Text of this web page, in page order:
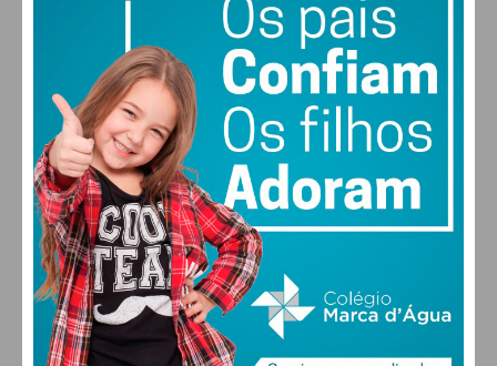
clear sky
56% humidade
vento: 2m/s ONO
MAX 26 • MIN 25
24°
SEX
28
SÁB
27
DOM
29
SEG
ALTERAR